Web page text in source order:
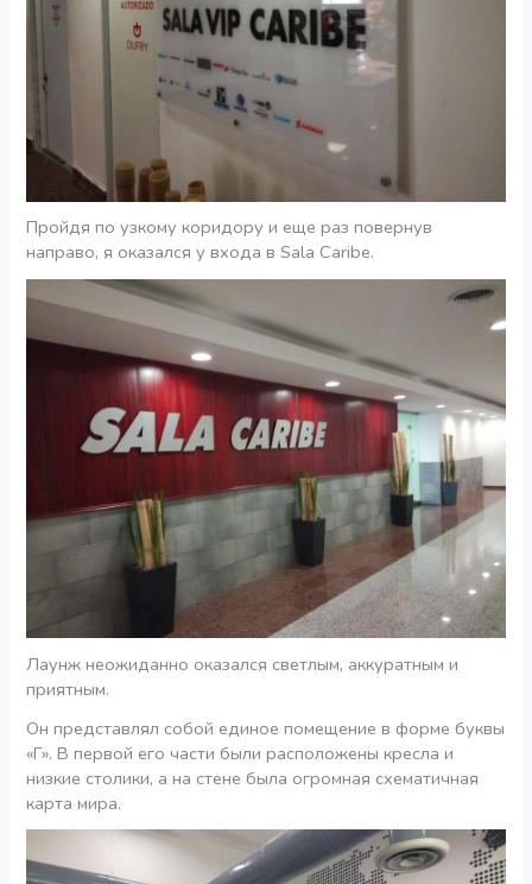
Пройдя по узкому коридору и еще раз повернув
направо, я оказался у входа в Sala Caribe.
Лаунж неожиданно оказался светлым, аккуратным и
приятным.
Он представлял собой единое помещение в форме буквы
«Г». В первой его части были расположены кресла и
низкие столики, а на стене была огромная схематичная
карта мира.